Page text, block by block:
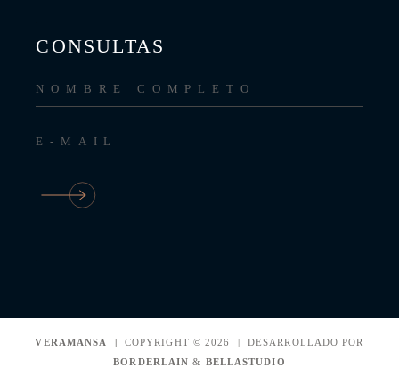
CONSULTAS
VERAMANSA |
COPYRIGHT © 2026 | DESARROLLADO POR
BORDERLAIN & BELLASTUDIO